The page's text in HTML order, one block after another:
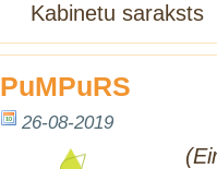
Kabinetu
PuMPuRS
26-08-2019